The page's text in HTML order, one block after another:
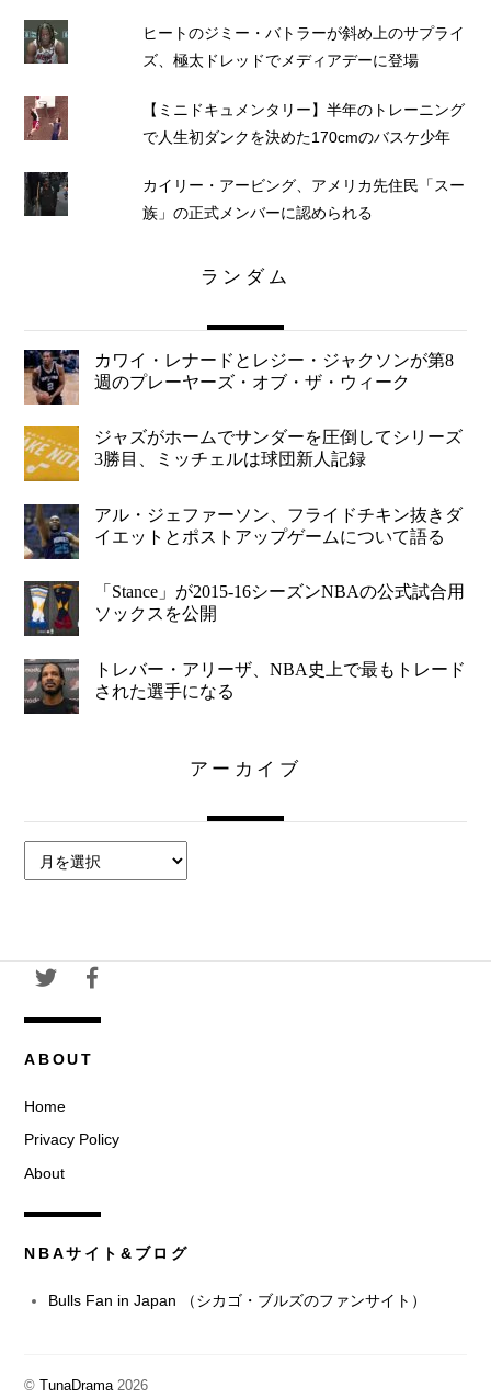
ヒートのジミー・バトラーが斜め上のサプライ
ズ、極太ドレッドでメディアデーに登場
【ミニドキュメンタリー】半年のトレーニング
で人生初ダンクを決めた170cmのバスケ少年
カイリー・アービング、アメリカ先住民「スー
族」の正式メンバーに認められる
ランダム
カワイ・レナードとレジー・ジャクソンが第8
週のプレーヤーズ・オブ・ザ・ウィーク
ジャズがホームでサンダーを圧倒してシリーズ
3勝目、ミッチェルは球団新人記録
アル・ジェファーソン、フライドチキン抜きダ
イエットとポストアップゲームについて語る
「Stance」が2015-16シーズンNBAの公式試合用
ソックスを公開
トレバー・アリーザ、NBA史上で最もトレード
された選手になる
アーカイブ
ー
ブ
ABOUT
Home
Privacy Policy
About
NBAサイト&ブログ
Bulls Fan in Japan （シカゴ・ブルズのファンサイト）
©TunaDrama 2026